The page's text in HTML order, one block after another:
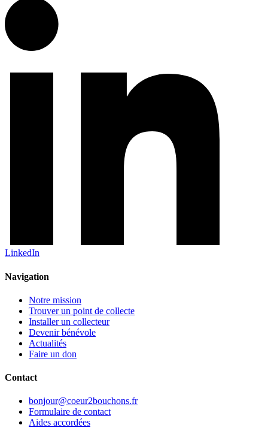
LinkedIn
Navigation
Notre mission
Trouver un point de collecte
Installer un collecteur
Devenir bénévole
Actualités
Faire un don
Contact
bonjour@coeur2bouchons.fr
Formulaire de contact
Aides accordées